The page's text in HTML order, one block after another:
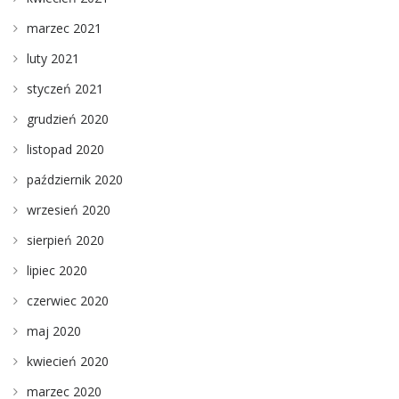
marzec 2021
luty 2021
styczeń 2021
grudzień 2020
listopad 2020
październik 2020
wrzesień 2020
sierpień 2020
lipiec 2020
czerwiec 2020
maj 2020
kwiecień 2020
marzec 2020